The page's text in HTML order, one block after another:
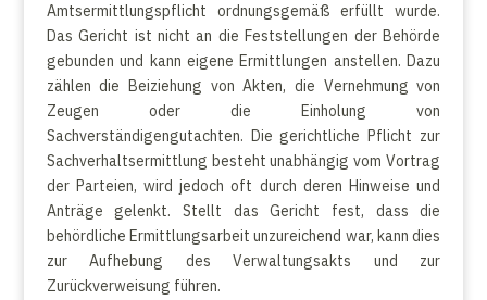
Amtsermittlungspflicht ordnungsgemäß erfüllt wurde.
Das Gericht ist nicht an die Feststellungen der Behörde
gebunden und kann eigene Ermittlungen anstellen. Dazu
zählen die Beiziehung von Akten, die Vernehmung von
Zeugen oder die Einholung von
Sachverständigengutachten. Die gerichtliche Pflicht zur
Sachverhaltsermittlung besteht unabhängig vom Vortrag
der Parteien, wird jedoch oft durch deren Hinweise und
Anträge gelenkt. Stellt das Gericht fest, dass die
behördliche Ermittlungsarbeit unzureichend war, kann dies
zur Aufhebung des Verwaltungsakts und zur
Zurückverweisung führen.